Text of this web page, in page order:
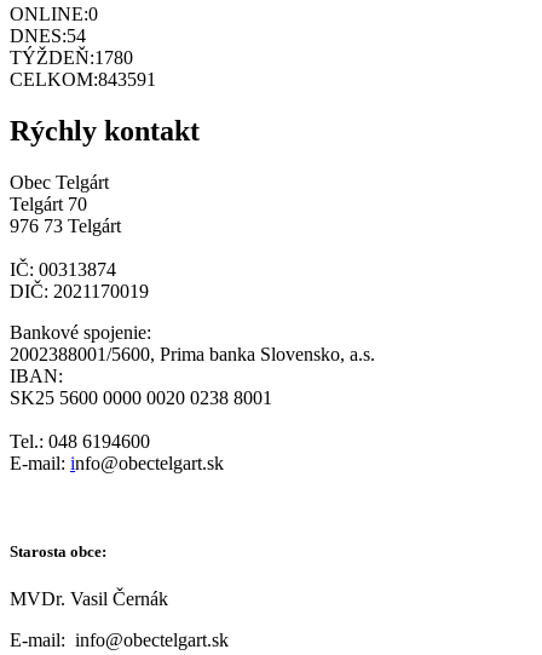
ONLINE:0
DNES:54
TÝŽDEŇ:1780
CELKOM:843591
Rýchly kontakt
Obec Telgárt
Telgárt 70
976 73 Telgárt
IČ: 00313874
DIČ: 2021170019
Bankové spojenie:
2002388001/5600, Prima banka Slovensko, a.s.
IBAN:
SK25 5600 0000 0020 0238 8001
Tel.: 048 6194600
E-mail: info@obectelgart.sk
Starosta obce:
MVDr. Vasil Černák
E-mail: info@obectelgart.sk